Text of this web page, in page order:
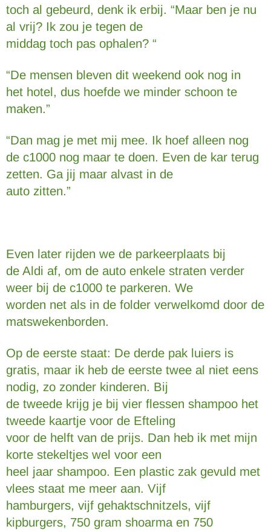
toch al gebeurd, denk ik erbij. “Maar ben je nu
al vrij? Ik zou je tegen de
middag toch pas ophalen? “
“De mensen bleven dit weekend ook nog in
het hotel, dus hoefde we minder schoon te
maken.”
“Dan mag je met mij mee. Ik hoef alleen nog
de c1000 nog maar te doen. Even de kar terug
zetten. Ga jij maar alvast in de
auto zitten.”
Even later rijden we de parkeerplaats bij
de Aldi af, om de auto enkele straten verder
weer bij de c1000 te parkeren. We
worden net als in de folder verwelkomd door de
matswekenborden.
Op de eerste staat: De derde pak luiers is
gratis, maar ik heb de eerste twee al niet eens
nodig, zo zonder kinderen. Bij
de tweede krijg je bij vier flessen shampoo het
tweede kaartje voor de Efteling
voor de helft van de prijs. Dan heb ik met mijn
korte stekeltjes wel voor een
heel jaar shampoo. Een plastic zak gevuld met
vlees staat me meer aan. Vijf
hamburgers, vijf gehaktschnitzels, vijf
kipburgers, 750 gram shoarma en 750